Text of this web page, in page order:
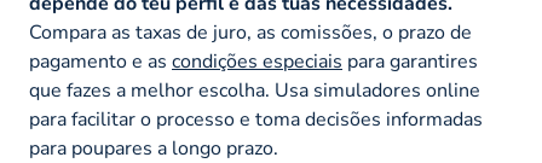
Compara as taxas de juro, as comissões, o prazo de
pagamento e as condições especiais para garantires
que fazes a melhor escolha. Usa simuladores online
para facilitar o processo e toma decisões informadas
para poupares a longo prazo.